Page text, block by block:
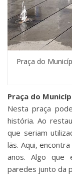
Praça do
Praça do
Nesta praça
história. Ao
que seriam
lãs. Aqui,
anos. Algo que
paredes junto da